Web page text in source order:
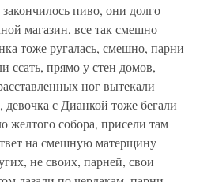
пиво, они долго
магазин, все так смешно
тоже ругалась, смешно, парни
ссать, прямо у стен домов,
ног вытекали
с Дианкой тоже бегали
желтого собора, присели там
на смешную матерщину
не своих, парней, свои